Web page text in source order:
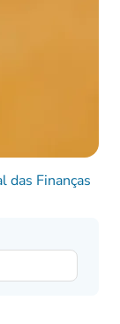
das Finanças